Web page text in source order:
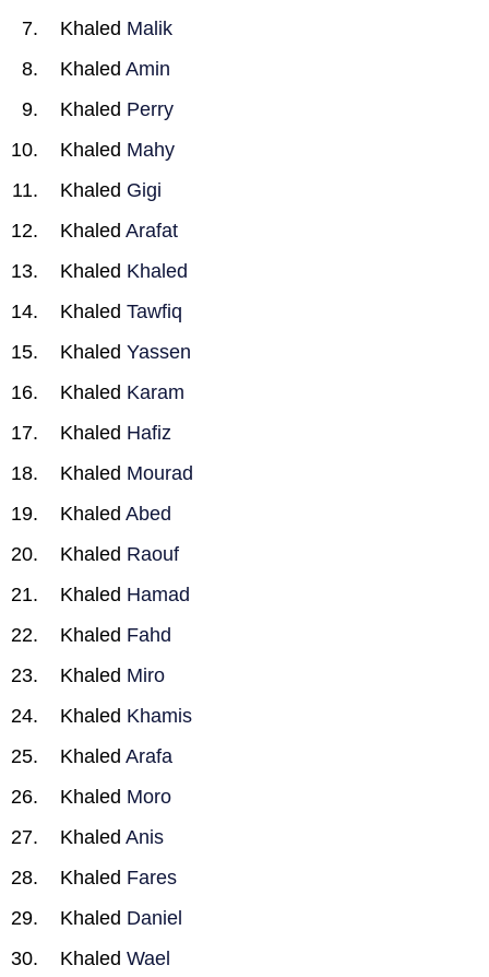
Khaled Malik
Khaled Amin
Khaled Perry
Khaled Mahy
Khaled Gigi
Khaled Arafat
Khaled Khaled
Khaled Tawfiq
Khaled Yassen
Khaled Karam
Khaled Hafiz
Khaled Mourad
Khaled Abed
Khaled Raouf
Khaled Hamad
Khaled Fahd
Khaled Miro
Khaled Khamis
Khaled Arafa
Khaled Moro
Khaled Anis
Khaled Fares
Khaled Daniel
Khaled Wael